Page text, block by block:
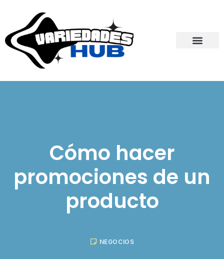
Cómo hacer
promociones de un
producto
NEGOCIOS